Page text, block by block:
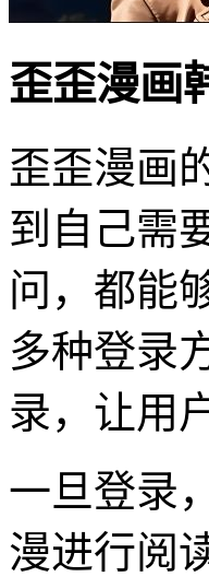
歪歪漫画
歪歪漫画
到自己需
问，都能
多种登录
录，让用
一旦登录
漫进行阅